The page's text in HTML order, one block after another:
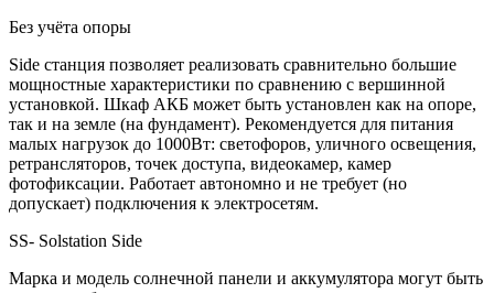
Без учёта опоры
Side станция позволяет реализовать сравнительно большие
мощностные характеристики по сравнению с вершинной
установкой. Шкаф АКБ может быть установлен как на опоре,
так и на земле (на фундамент). Рекомендуется для питания
малых нагрузок до 1000Вт: светофоров, уличного освещения,
ретрансляторов, точек доступа, видеокамер, камер
фотофиксации. Работает автономно и не требует (но
допускает) подключения к электросетям.
SS- Solstation Side
Марка и модель солнечной панели и аккумулятора могут быть